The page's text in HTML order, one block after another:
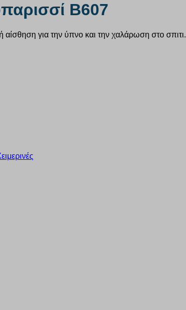
B607
αίσθηση για την ύπνο και την χαλάρωση στο σπιτι.